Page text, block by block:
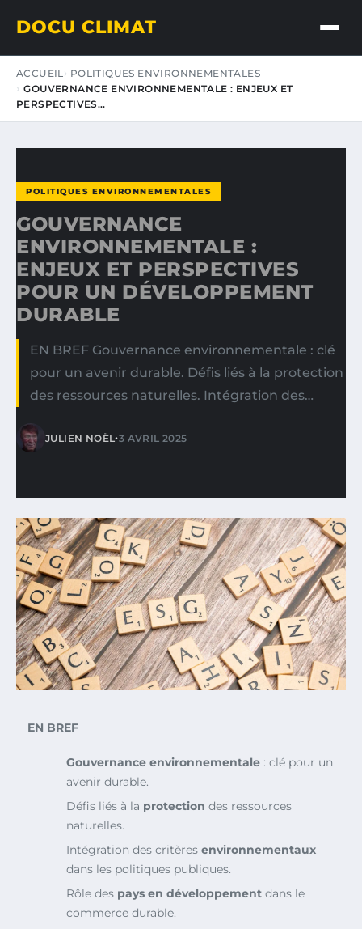
DOCU CLIMAT
ACCUEIL
POLITIQUES ENVIRONNEMENTALES
GOUVERNANCE ENVIRONNEMENTALE : ENJEUX ET
PERSPECTIVES…
POLITIQUES ENVIRONNEMENTALES
GOUVERNANCE
ENVIRONNEMENTALE :
ENJEUX ET PERSPECTIVES
POUR UN DÉVELOPPEMENT
DURABLE
EN BREF Gouvernance environnementale : clé
pour un avenir durable. Défis liés à la protection
des ressources naturelles. Intégration des…
JULIEN NOËL•3 AVRIL 2025
EN BREF
Gouvernance environnementale : clé pour un
avenir durable.
Défis liés à la protection des ressources
naturelles.
Intégration des critères environnementaux
dans les politiques publiques.
Rôle des pays en développement dans le
commerce durable.